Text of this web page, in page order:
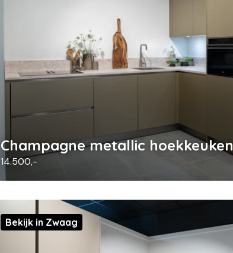
Champagne metallic hoekkeuken
14.500,-
Bekijk in Zwaag